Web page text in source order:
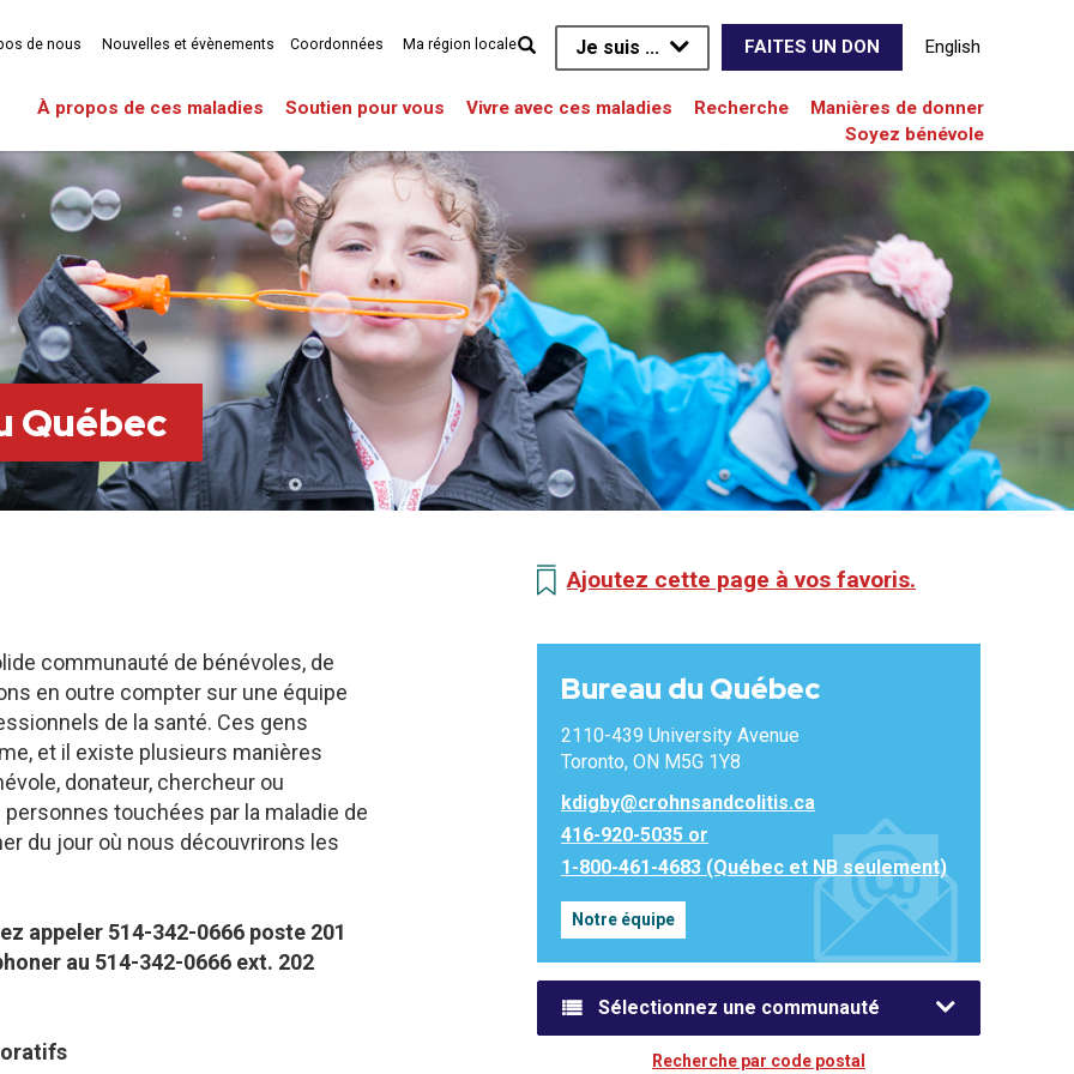
Je suis ... FAITES UN DON English
À propos de ces maladies Soutien pour vous Vivre avec ces maladies Recherche
Manières de donner
Soyez bénévole
de nous Nouvelles et évènements Coordonnées Ma région locale
Québec
communauté de bénévoles, de
en outre compter sur une équipe
de la santé. Ces gens
et il existe plusieurs manières
donateur, chercheur ou
touchées par la maladie de
du jour où nous découvrirons les
appeler 514-342-0666 poste 201​
au 514-342-0666 ext. 202
Ajoutez cette page à vos favoris.
Bureau du Québec
2110-439 University Avenue
Toronto, ON M5G 1Y8
kdigby@crohnsandcolitis.ca
416-920-5035 or
1-800-461-4683 (Québec et NB seulement)
Notre équipe
Sélectionnez une communauté
Recherche par code postal